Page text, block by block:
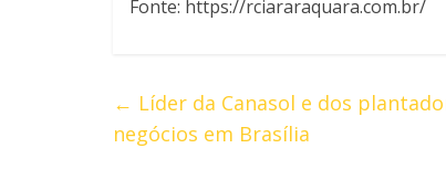
Fonte: https://rciararaquara.com.br/
← Líder da Canasol e dos
negócios em Brasília